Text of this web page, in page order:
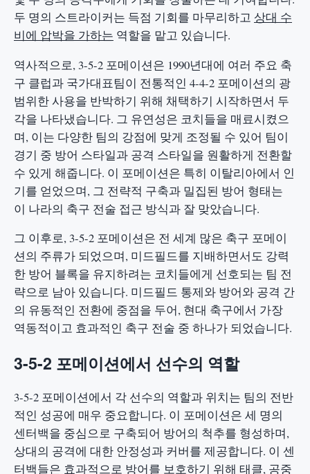
두 명의 스트라이커는 득점 기회를 마무리하고 상대 수
비에 압박을 가하는 역할을 맡고 있습니다.
역사적으로, 3-5-2 포메이션은 1990년대에 여러 주요 축
구 클럽과 국가대표팀이 전통적인 4-4-2 포메이션의 광
범위한 사용을 반박하기 위해 채택하기 시작하면서 두
각을 나타냈습니다. 그 유연성은 코치들을 매료시켰으
며, 이는 다양한 팀의 강점에 맞게 조정될 수 있어 팀이
경기 중 방어 스타일과 공격 스타일을 원활하게 전환할
수 있게 해줍니다. 이 포메이션은 특히 이탈리아에서 인
기를 얻었으며, 그 전략적 구축과 밀집된 방어 형태는
이 나라의 축구 전술 접근 방식과 잘 맞았습니다.
그 이후로, 3-5-2 포메이션은 전 세계 많은 축구 포메이
션의 주류가 되었으며, 미드필드를 지배하면서도 강력
한 방어 블록을 유지하려는 코치들에게 선호되는 팀 전
략으로 남아 있습니다. 미드필드 통제와 방어와 공격 간
의 유동적인 전환에 중점을 두어, 현대 축구에서 가장
역동적이고 효과적인 축구 전술 중 하나가 되었습니다.
3-5-2 포메이션에서 선수의 역할
3-5-2 포메이션에서 각 선수의 역할과 위치는 팀의 전반
적인 성공에 매우 중요합니다. 이 포메이션은 세 명의
센터백을 중심으로 구축되어 방어의 척추를 형성하며,
상대의 공격에 대한 안정성과 커버를 제공합니다. 이 센
터백들은 효과적으로 방어를 보호하기 위해 태클, 공중